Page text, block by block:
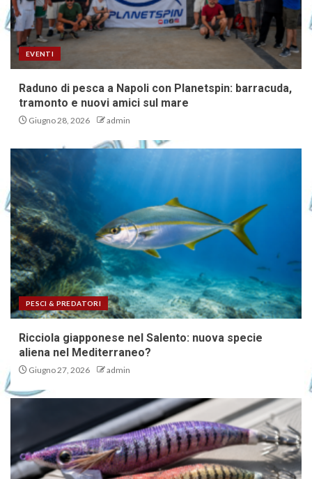
EVENTI
Raduno di pesca a Napoli con Planetspin: barracuda,
tramonto e nuovi amici sul mare
Giugno 28, 2026 admin
PESCI & PREDATORI
Ricciola giapponese nel Salento: nuova specie
aliena nel Mediterraneo?
Giugno 27, 2026 admin